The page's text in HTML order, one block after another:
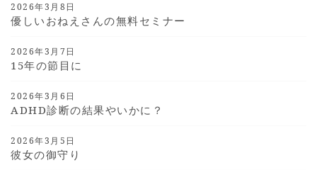
2026年3月8日
優しいおねえさんの無料セミナー
2026年3月7日
15年の節目に
2026年3月6日
ADHD診断の結果やいかに？
2026年3月5日
彼女の御守り